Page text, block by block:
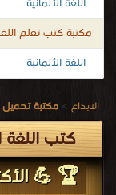
مكتبة كتب تعلم
اللغة الألمانية
الابداع > مكتبة تحميل
كتب اللغة
🏆 💪